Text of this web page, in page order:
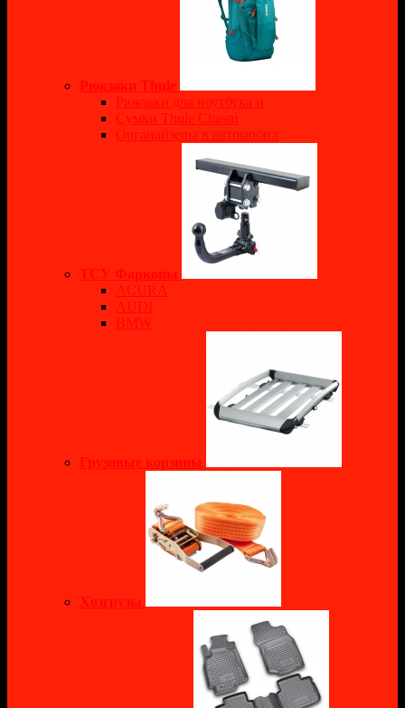
Рюкзаки Thule
Рюкзаки для ноутбука и
Сумки Thule Chasm
Органайзеры в автомобил
ТСУ Фаркопы
ACURA
AUDI
BMW
Грузовые корзины
Хозгрузы